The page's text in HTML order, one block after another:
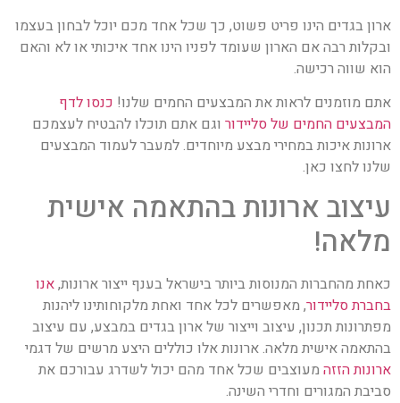
ארון בגדים הינו פריט פשוט, כך שכל אחד מכם יוכל לבחון בעצמו
ובקלות רבה אם הארון שעומד לפניו הינו אחד איכותי או לא והאם
הוא שווה רכישה.
אתם מוזמנים לראות את המבצעים החמים שלנו! כנסו לדף
המבצעים החמים של סליידור וגם אתם תוכלו להבטיח לעצמכם
ארונות איכות במחירי מבצע מיוחדים. למעבר לעמוד המבצעים
שלנו לחצו כאן.
עיצוב ארונות בהתאמה אישית
מלאה!
כאחת מהחברות המנוסות ביותר בישראל בענף ייצור ארונות,אנו
בחברת סליידור, מאפשרים לכל אחד ואחת מלקוחותינו ליהנות
מפתרונות תכנון, עיצוב וייצור של ארון בגדים במבצע, עם עיצוב
בהתאמה אישית מלאה. ארונות אלו כוללים היצע מרשים של דגמי
ארונות הזזה מעוצבים שכל אחד מהם יכול לשדרג עבורכם את
סביבת המגורים וחדרי השינה.